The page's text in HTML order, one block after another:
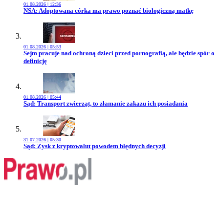
01.08.2026 | 12:36
Przejdź do artykułu:
NSA: Adoptowana córka ma prawo poznać biologiczną matkę
01.08.2026 | 05:53
Przejdź do artykułu:
Sejm pracuje nad ochroną dzieci przed pornografią, ale będzie spór o
definicję
01.08.2026 | 05:44
Przejdź do artykułu:
Sąd: Transport zwierząt, to złamanie zakazu ich posiadania
31.07.2026 | 05:30
Przejdź do artykułu:
Sąd: Zysk z kryptowalut powodem błędnych decyzji